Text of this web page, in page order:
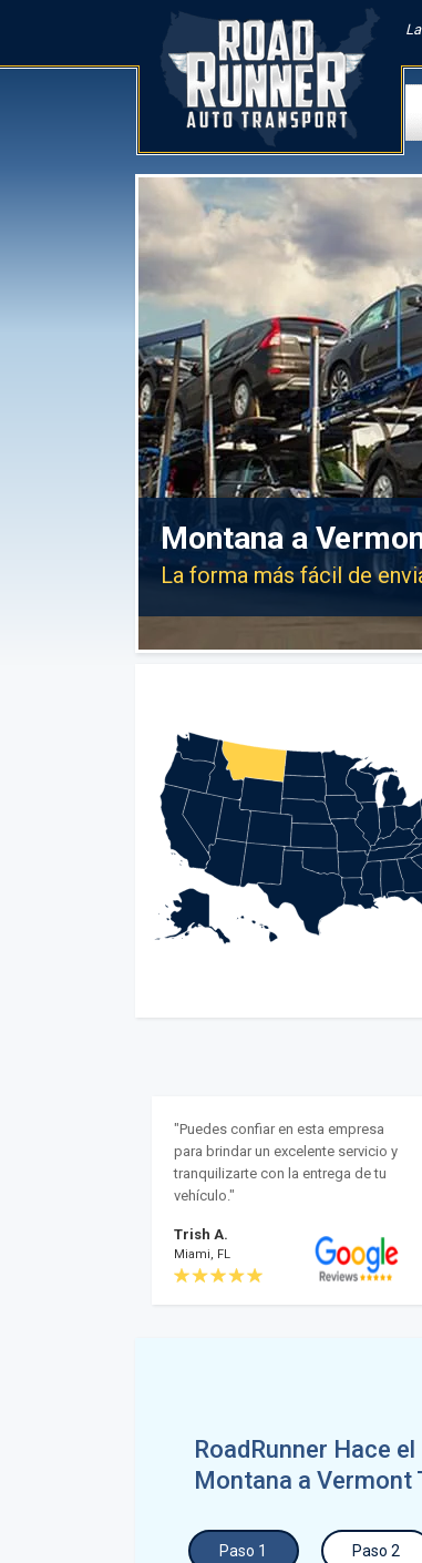
Montana a
La forma más fácil de
"Puedes confiar en esta empresa
para brindar un excelente servicio y
tranquilizarte con la entrega de tu
vehículo."
Trish A.
Miami, FL
RoadRunner Hace
Montana a Vermont
Paso 1 Paso 2